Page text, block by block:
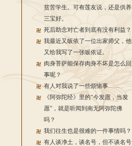
贫苦学生。可有莲友说，还是供养
三宝好。
死后助念对亡者到底有没有利益？
我最近又皈依了一位出家师父，他
又给我写了一张皈依证。
肉身菩萨能保存肉身不坏是怎么回
事呢？
有人对我说了一些烦恼事……
《阿弥陀经》里的“今发愿，当发
愿”，就是听闻到南无阿弥陀佛
吗？
我们往生也是很难的一件事情吗？
有人谈净土，谈名号，但不谈名号